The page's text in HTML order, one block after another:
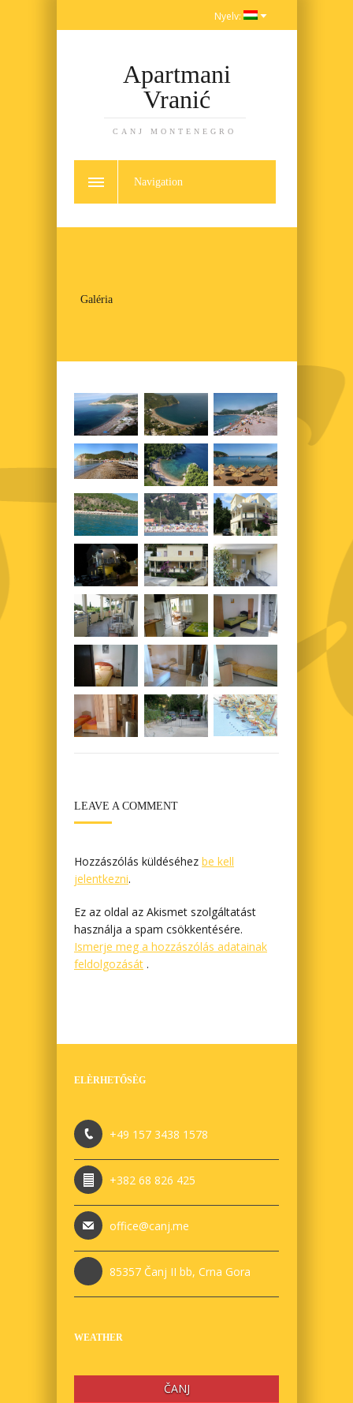
Nyelv:
Apartmani
Vranić
CANJ MONTENEGRO
Navigation
Galéria
LEAVE A COMMENT
Hozzászólás küldéséhez be kell
jelentkezni.
Ez az oldal az Akismet szolgáltatást
használja a spam csökkentésére.
Ismerje meg a hozzászólás adatainak
feldolgozását .
ELÈRHETŐSÈG
+49 157 3438 1578
+382 68 826 425
office@canj.me
85357 Čanj II bb, Crna Gora
WEATHER
ČANJ